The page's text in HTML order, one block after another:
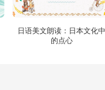
日语美文朗读：日本文化中
的点心